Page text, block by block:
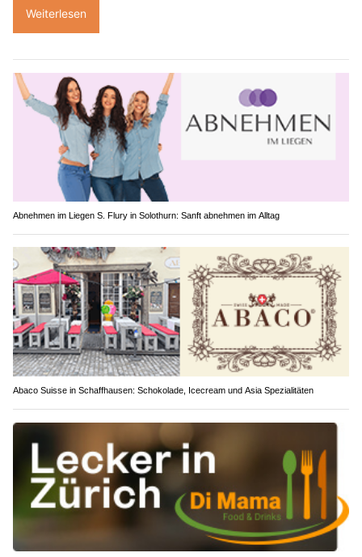
Weiterlesen
Abnehmen im Liegen S. Flury in Solothurn: Sanft abnehmen im Alltag
Abaco Suisse in Schaffhausen: Schokolade, Icecream und Asia Spezialitäten